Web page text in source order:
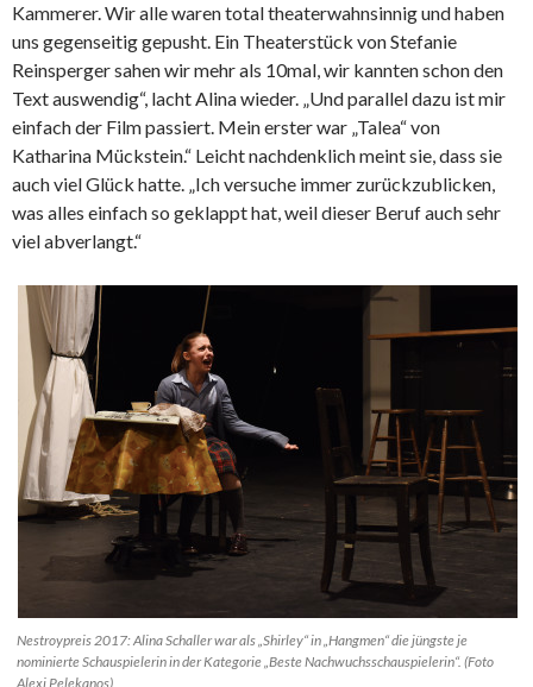
Kammerer. Wir alle waren total theaterwahnsinnig und haben
uns gegenseitig gepusht. Ein Theaterstück von Stefanie
Reinsperger sahen wir mehr als 10mal, wir kannten schon den
Text auswendig“, lacht Alina wieder. „Und parallel dazu ist mir
einfach der Film passiert. Mein erster war „Talea“ von
Katharina Mückstein.“ Leicht nachdenklich meint sie, dass sie
auch viel Glück hatte. „Ich versuche immer zurückzublicken,
was alles einfach so geklappt hat, weil dieser Beruf auch sehr
viel abverlangt.“
Nestroypreis 2017: Alina Schaller war als „Shirley“ in „Hangmen“ die jüngste je
nominierte Schauspielerin in der Kategorie „Beste Nachwuchsschauspielerin“. (Foto
Alexi Pelekanos)